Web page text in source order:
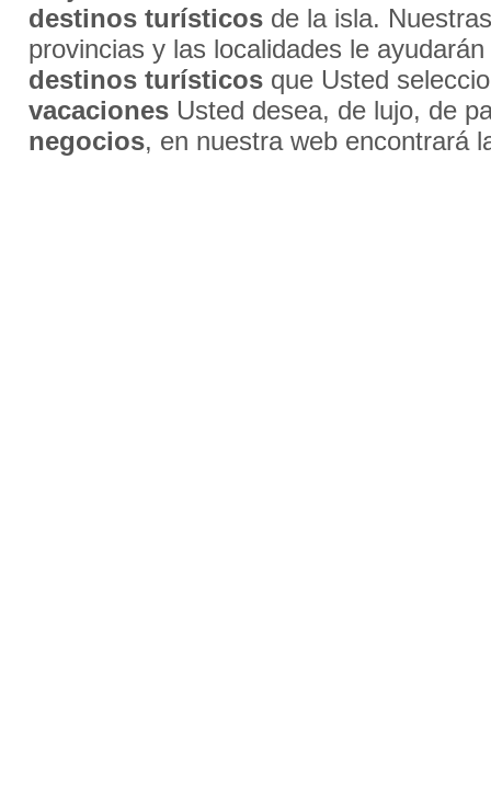
destinos turísticosde la isla.
provincias y las localidades le
destinos turísticosque Usted
vacacionesUsted desea, de lujo, de
negocios, en nuestra web encontrará